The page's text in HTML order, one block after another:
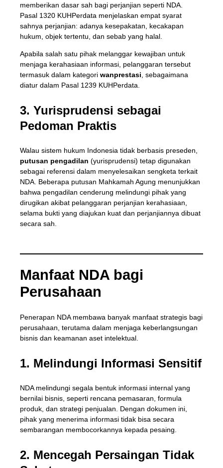
memberikan dasar sah bagi perjanjian seperti NDA.
Pasal 1320 KUHPerdata menjelaskan empat syarat
sahnya perjanjian: adanya kesepakatan, kecakapan
hukum, objek tertentu, dan sebab yang halal.
Apabila salah satu pihak melanggar kewajiban untuk
menjaga kerahasiaan informasi, pelanggaran tersebut
termasuk dalam kategori wanprestasi , sebagaimana
diatur dalam Pasal 1239 KUHPerdata.
3. Yurisprudensi sebagai
Pedoman Praktis
Walau sistem hukum Indonesia tidak berbasis preseden,
putusan pengadilan (yurisprudensi) tetap digunakan
sebagai referensi dalam menyelesaikan sengketa terkait
NDA. Beberapa putusan Mahkamah Agung menunjukkan
bahwa pengadilan cenderung melindungi pihak yang
dirugikan akibat pelanggaran perjanjian kerahasiaan,
selama bukti yang diajukan kuat dan perjanjiannya dibuat
secara sah.
Manfaat NDA bagi
Perusahaan
Penerapan NDA membawa banyak manfaat strategis bagi
perusahaan, terutama dalam menjaga keberlangsungan
bisnis dan keamanan aset intelektual.
1. Melindungi Informasi Sensitif
NDA melindungi segala bentuk informasi internal yang
bernilai bisnis, seperti rencana pemasaran, formula
produk, dan strategi penjualan. Dengan dokumen ini,
pihak yang menerima informasi tidak bisa secara
sembarangan membocorkannya kepada pesaing.
2. Mencegah Persaingan Tidak